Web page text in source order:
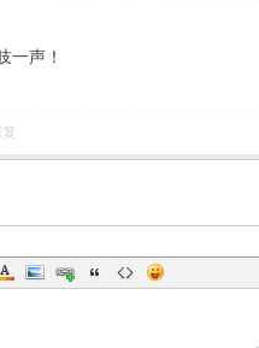
一声！
复